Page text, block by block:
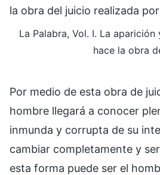
la obra del juicio realizada
La Palabra, Vol. I. La
hace la obra
Por medio de esta obra de
hombre llegará a conocer
inmunda y corrupta de su
cambiar completamente y
esta forma puede ser el